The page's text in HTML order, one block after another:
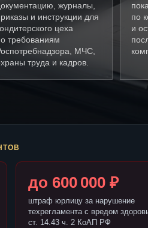
журналы,
и инструкции для
цеха
требованиям
МЧС,
труда и кадров.
по
и
до 600 000 ₽
штраф юрлицу за нарушение
техрегламента с вредом
ст. 14.43 ч. 2 КоАП РФ